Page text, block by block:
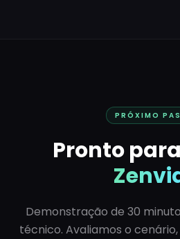
PRÓXIMO
Pronto
Demonstração de 30
técnico. Avaliamos o